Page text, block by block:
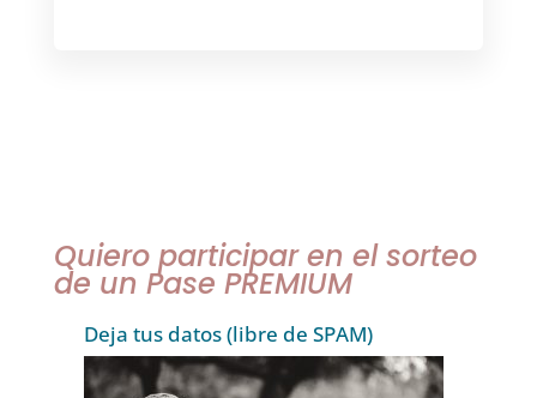
Quiero participar en el sorteo
de un Pase PREMIUM
Deja tus datos (libre de SPAM)